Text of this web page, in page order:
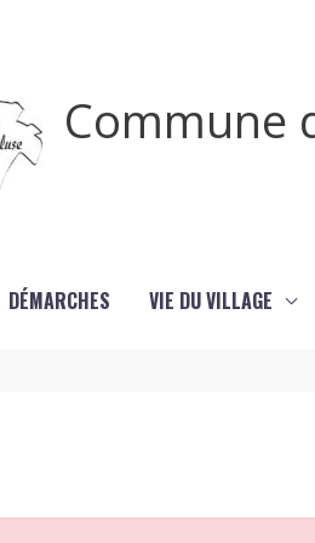
Commune
DÉMARCHES VIE DU VILLAGE